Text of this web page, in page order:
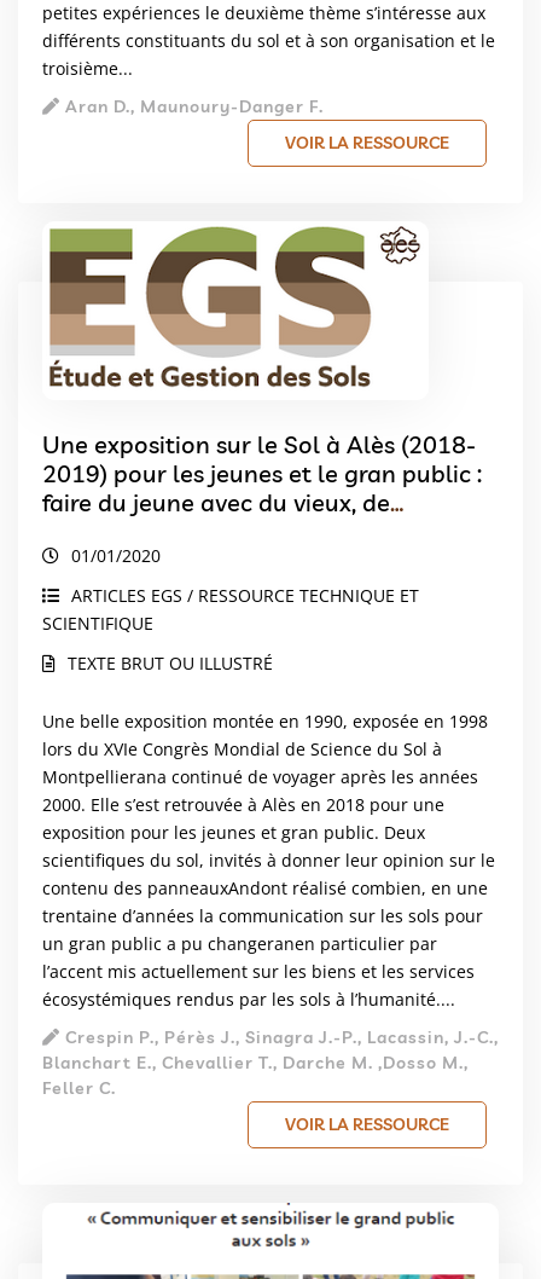
petites expériences le deuxième thème s’intéresse aux
différents constituants du sol et à son organisation et le
troisième...
Aran D., Maunoury-Danger F.
VOIR LA RESSOURCE
Une exposition sur le Sol à Alès (2018-
2019) pour les jeunes et le gran public :
faire du jeune avec du vieux, de
01/01/2020
ARTICLES EGS / RESSOURCE TECHNIQUE ET
SCIENTIFIQUE
TEXTE BRUT OU ILLUSTRÉ
Une belle exposition montée en 1990, exposée en 1998
lors du XVIe Congrès Mondial de Science du Sol à
Montpellierana continué de voyager après les années
2000. Elle s’est retrouvée à Alès en 2018 pour une
exposition pour les jeunes et gran public. Deux
scientifiques du sol, invités à donner leur opinion sur le
contenu des panneauxAndont réalisé combien, en une
trentaine d’années la communication sur les sols pour
un gran public a pu changeranen particulier par
l’accent mis actuellement sur les biens et les services
écosystémiques rendus par les sols à l’humanité....
Crespin P., Pérès J., Sinagra J.-P., Lacassin, J.-C.,
Blanchart E., Chevallier T., Darche M. ,Dosso M.,
Feller C.
VOIR LA RESSOURCE